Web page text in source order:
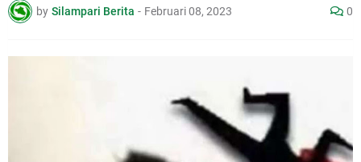
by Silampari Berita - Februari 08, 2023 0